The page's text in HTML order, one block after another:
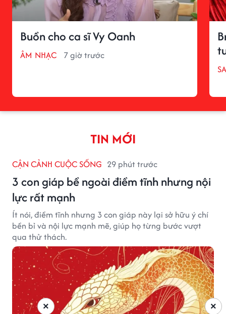
Buồn cho ca sĩ Vy Oanh
ÂM NHẠC 7 giờ trước
TIN MỚI
CẬN CẢNH CUỘC SỐNG 29 phút trước
3 con giáp bề ngoài điềm tĩnh nhưng nội
lực rất mạnh
Ít nói, điềm tĩnh nhưng 3 con giáp này lại sở hữu ý chí
bền bỉ và nội lực mạnh mẽ, giúp họ từng bước vượt
qua thử thách.
×
×